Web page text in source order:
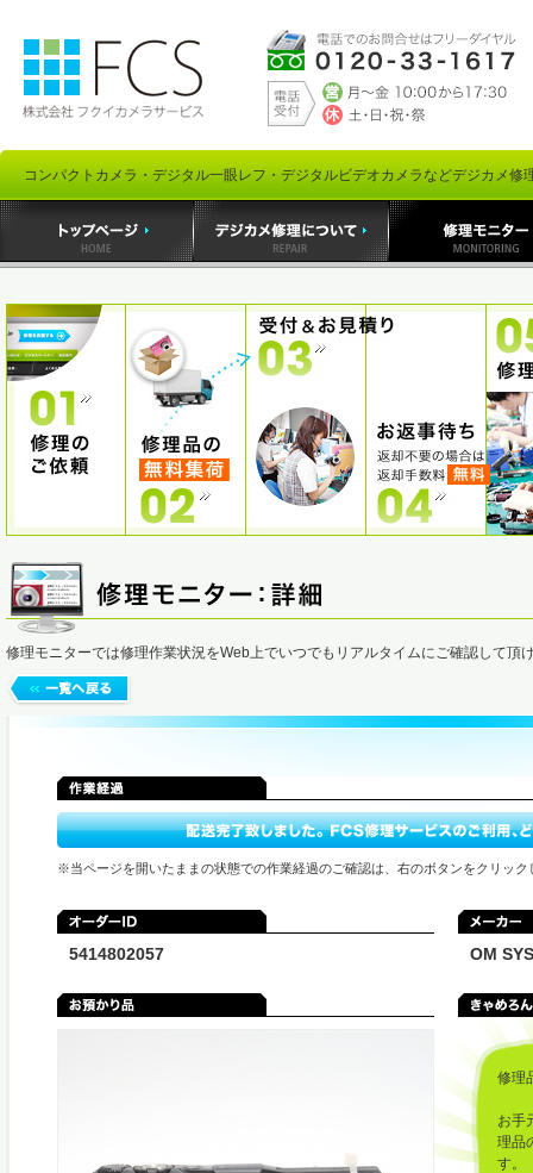
コンパクトカメラ・デジタル一眼レフ・デジタルビデオカメラなどデジカメ修
修理モニターでは修理作業状況をWeb上でいつでもリアルタイムにご確認して頂
※当ページを開いたままの状態での作業経過のご確認は、右のボタンをクリック
5414802057 OM
修理
お手
理品
す。